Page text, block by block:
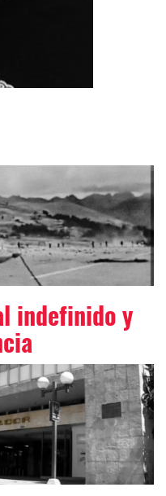
indefinido y